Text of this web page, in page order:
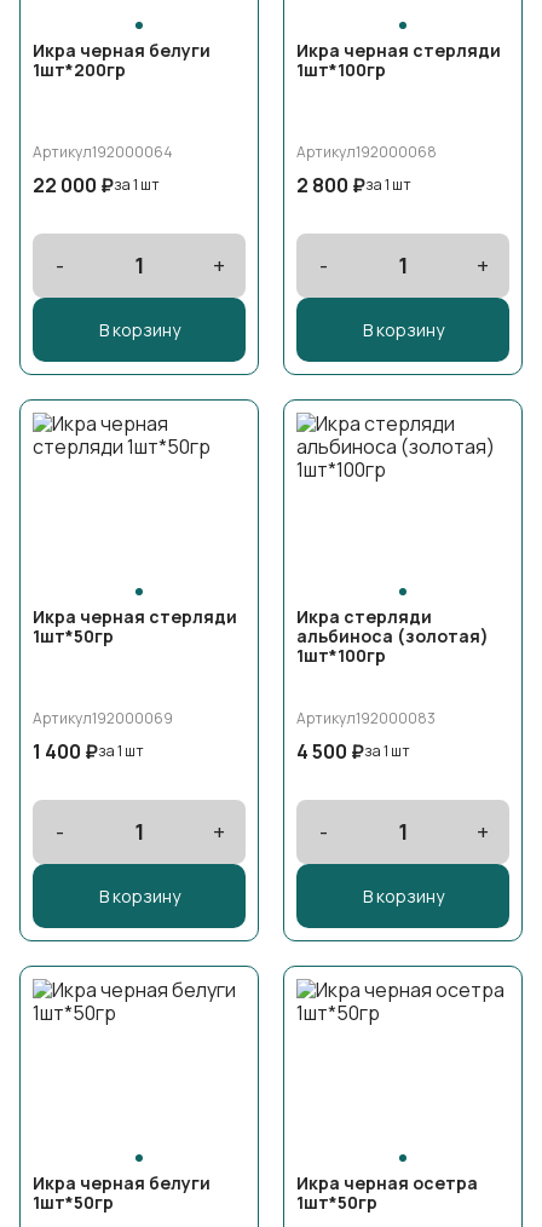
Икра черная белуги
1шт*200гр
Артикул192000064
22 000 ₽за 1 шт
- 1 +
В корзину
Икра черная стерляди
1шт*100гр
Артикул192000068
2 800 ₽за 1 шт
- 1 +
В корзину
Икра черная стерляди
1шт*50гр
Артикул192000069
1 400 ₽за 1 шт
- 1 +
В корзину
Икра стерляди
альбиноса (золотая)
1шт*100гр
Артикул192000083
4 500 ₽за 1 шт
- 1 +
В корзину
Икра черная белуги
1шт*50гр
Икра черная осетра
1шт*50гр